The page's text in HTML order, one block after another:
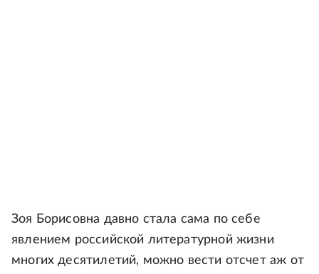
Зоя Борисовна давно стала сама по себе
явлением российской литературной жизни
многих десятилетий, можно вести отсчет аж от